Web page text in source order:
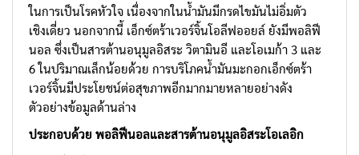
ในการเป็นโรคหัวใจ เนื่องจากในน้ำมันมีกรดไขมันไม่อิ่มตัว
เชิงเดี่ยว นอกจากนี้ เอ็กซ์ตร้าเวอร์จิ้นโอลีฟออยล์ ยังมีพอลิฟี
นอล ซึ่งเป็นสารต้านอนุมูลอิสระ วิตามินอี และโอเมก้า 3 และ
6 ในปริมาณเล็กน้อยด้วย การบริโภคน้ำมันมะกอกเอ็กซ์ตร้า
เวอร์จิ้นมีประโยชน์ต่อสุขภาพอีกมากมายหลายอย่างดัง
ตัวอย่างข้อมูลด้านล่าง
ประกอบด้วย พอลิฟีนอลและสารต้านอนุมูลอิสระโอเลอิก